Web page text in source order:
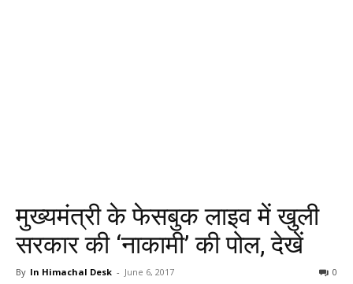
मुख्यमंत्री के फेसबुक लाइव में खुली
सरकार की ‘नाकामी’ की पोल, देखें
By In Himachal Desk - June 6, 2017 0